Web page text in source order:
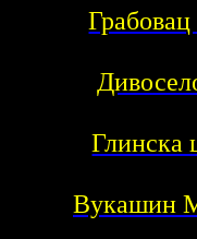
Глинска
Вукашин